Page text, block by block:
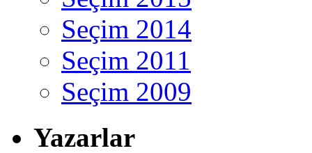
Seçim 2014
Seçim 2011
Seçim 2009
Yazarlar